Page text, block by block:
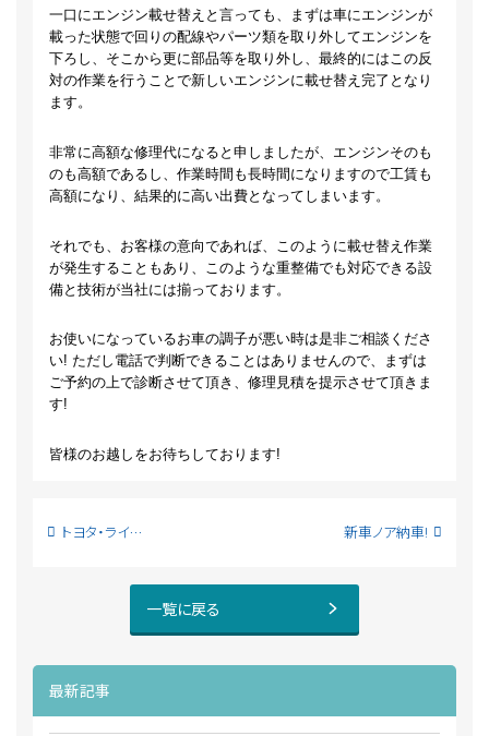
一口にエンジン載せ替えと言っても、まずは車にエンジンが
載った状態で回りの配線やパーツ類を取り外してエンジンを
下ろし、そこから更に部品等を取り外し、最終的にはこの反
対の作業を行うことで新しいエンジンに載せ替え完了となり
ます。
非常に高額な修理代になると申しましたが、エンジンそのも
のも高額であるし、作業時間も長時間になりますので工賃も
高額になり、結果的に高い出費となってしまいます。
それでも、お客様の意向であれば、このように載せ替え作業
が発生することもあり、このような重整備でも対応できる設
備と技術が当社には揃っております。
お使いになっているお車の調子が悪い時は是非ご相談くださ
い! ただし電話で判断できることはありませんので、まずは
ご予約の上で診断させて頂き、修理見積を提示させて頂きま
す!
皆様のお越しをお待ちしております!
トヨタ・ライズ7月完成の新車あります! 新車ノア納車!
一覧に戻る
最新記事